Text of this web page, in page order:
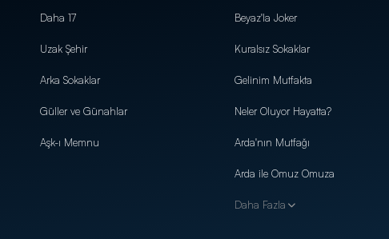
Daha 17
Uzak Şehir
Arka Sokaklar
Güller ve Günahlar
Aşk-ı Memnu
Beyaz'la Joker
Kuralsız Sokaklar
Gelinim Mutfakta
Neler Oluyor Hayatta?
Arda'nın Mutfağı
Arda ile Omuz Omuza
Daha Fazla